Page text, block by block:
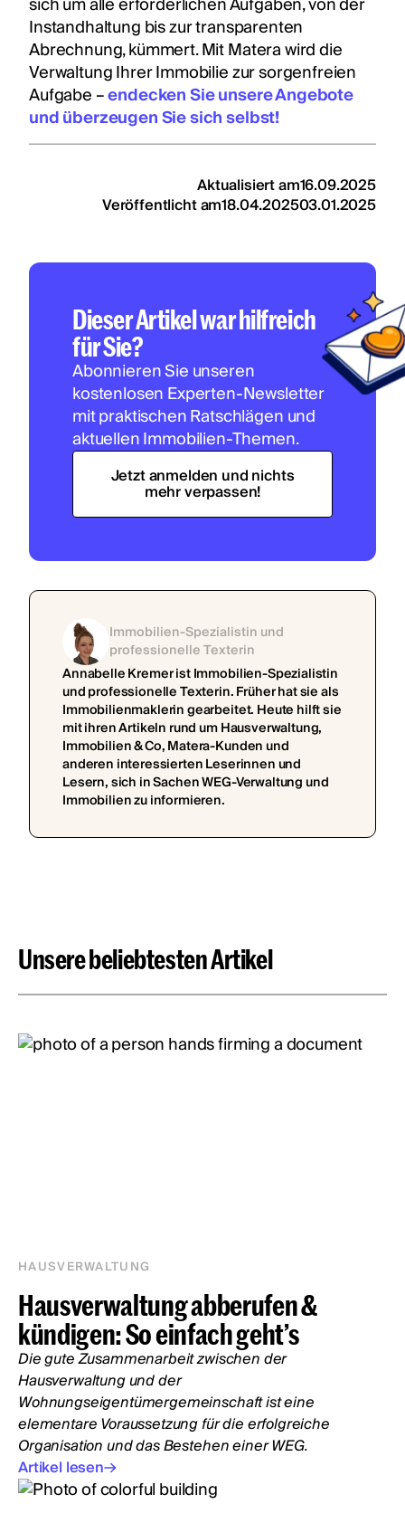
Instandhaltung bis zur transparenten
Abrechnung, kümmert. Mit Matera wird die
Verwaltung Ihrer Immobilie zur sorgenfreien
Aufgabe –endecken Sie unsere Angebote
und überzeugen Sie sich selbst!
Aktualisiert am16.09.2025
Veröffentlicht am18.04.202503.01.2025
Dieser Artikel war hilfreich
für Sie?
Abonnieren Sie unseren
kostenlosen Experten-Newsletter
mit praktischen Ratschlägen und
aktuellen Immobilien-Themen.
Jetzt anmelden und nichts
mehr verpassen!
Immobilien-Spezialistin und
professionelle Texterin
Annabelle Kremer ist Immobilien-Spezialistin
und professionelle Texterin. Früher hat sie als
Immobilienmaklerin gearbeitet. Heute hilft sie
mit ihren Artikeln rund um Hausverwaltung,
Immobilien & Co, Matera-Kunden und
anderen interessierten Leserinnen und
Lesern, sich in Sachen WEG-Verwaltung und
Immobilien zu informieren.
Unsere beliebtesten Artikel
HAUSVERWALTUNG
Hausverwaltung abberufen &
kündigen: So einfach geht’s
Die gute Zusammenarbeit zwischen der
Hausverwaltung und der
Wohnungseigentümergemeinschaft ist eine
elementare Voraussetzung für die erfolgreiche
Organisation und das Bestehen einer WEG.
Artikel lesen